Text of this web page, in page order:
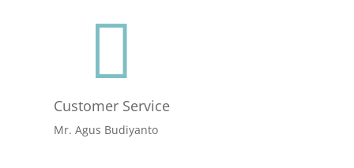

Customer Service
Mr. Agus Budiyanto